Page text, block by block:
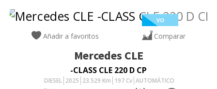
VO
Añadir a favoritos Comparar
Mercedes CLE
-CLASS CLE 220 D CP
DIESEL 2025 23.529 Km 197 Cv AUTOMÁTICO